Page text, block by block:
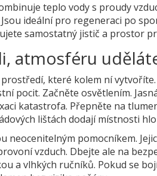
teplo vody s proudy
ideální pro regeneraci po
samostatný jistič a prostor
atmosféru
které kolem ní vytvoříte.
pocit. Začněte osvětlením.
katastrofa. Přepněte na
lištách dodají místnosti
neocenitelným pomocníkem.
vzduch. Dbejte ale na
a vlhkých ručníků. Pokud se